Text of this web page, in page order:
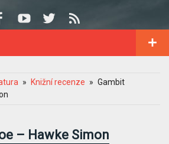
Knižní recenze
Gambit
– Hawke Simon